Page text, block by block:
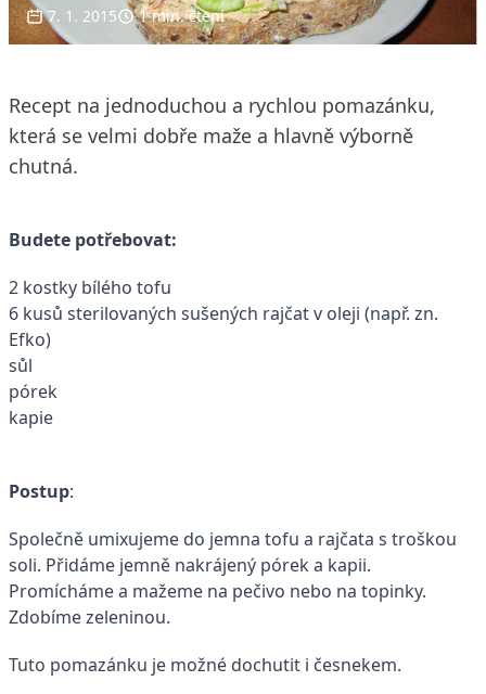
7. 1. 2015 1 min. čtení
Recept na jednoduchou a rychlou pomazánku,
která se velmi dobře maže a hlavně výborně
chutná.
Budete potřebovat:
2 kostky bílého tofu
6 kusů sterilovaných sušených rajčat v oleji (např. zn.
Efko)
sůl
pórek
kapie
Postup:
Společně umixujeme do jemna tofu a rajčata s troškou
soli. Přidáme jemně nakrájený pórek a kapii.
Promícháme a mažeme na pečivo nebo na topinky.
Zdobíme zeleninou.
Tuto pomazánku je možné dochutit i česnekem.